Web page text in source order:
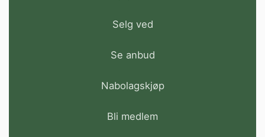
Selg ved
Se anbud
Nabolagskjøp
Bli medlem